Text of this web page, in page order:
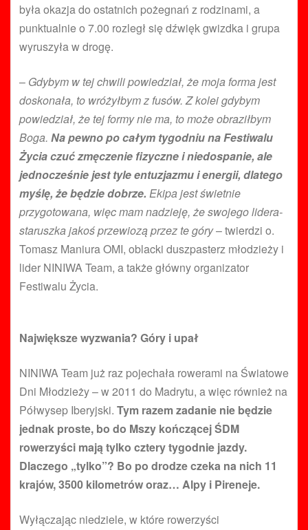
była okazja do ostatnich pożegnań z rodzinami, a
punktualnie o 7.00 rozległ się dźwięk gwizdka i grupa
wyruszyła w drogę.
– Gdybym w tej chwili powiedział, że moja forma jest
doskonała, to wróżyłbym z fusów. Z kolei gdybym
powiedział, że tej formy nie ma, to może obraziłbym
Boga. Na pewno po całym tygodniu na Festiwalu
Życia czuć zmęczenie fizyczne i niedospanie, ale
jednocześnie jest tyle entuzjazmu i energii, dlatego
myślę, że będzie dobrze. Ekipa jest świetnie
przygotowana, więc mam nadzieję, że swojego lidera-
staruszka jakoś przewiozą przez te góry– twierdzi o.
Tomasz Maniura OMI, oblacki duszpasterz młodzieży i
lider NINIWA Team, a także główny organizator
Festiwalu Życia.
Największe wyzwania? Góry i upał
NINIWA Team już raz pojechała rowerami na Światowe
Dni Młodzieży – w 2011 do Madrytu, a więc również na
Półwysep Iberyjski. Tym razem zadanie nie będzie
jednak proste, bo do Mszy kończącej ŚDM
rowerzyści mają tylko cztery tygodnie jazdy.
Dlaczego „tylko”? Bo po drodze czeka na nich 11
krajów, 3500 kilometrów oraz… Alpy i Pireneje.
Wyłączając niedziele, w które rowerzyści